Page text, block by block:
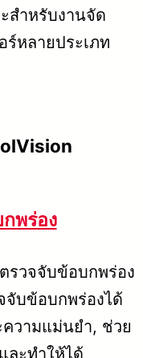
สำหรับงานจัด
ร์หลายประเภท
พร่อง
รวจจับข้อบกพร่อง
จับข้อบกพร่องได้
ความแม่นยำ, ช่วย